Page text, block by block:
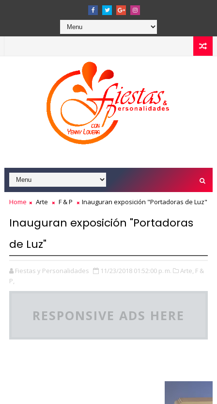
Home Arte F & P Inauguran exposición "Portadoras de Luz"
Inauguran exposición "Portadoras
de Luz"
Fiestas y Personalidades 11/23/2018 01:52:00 p. m. Arte, F &
P,
RESPONSIVE ADS HERE